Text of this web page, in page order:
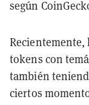
según
tokens con
también
ciertos